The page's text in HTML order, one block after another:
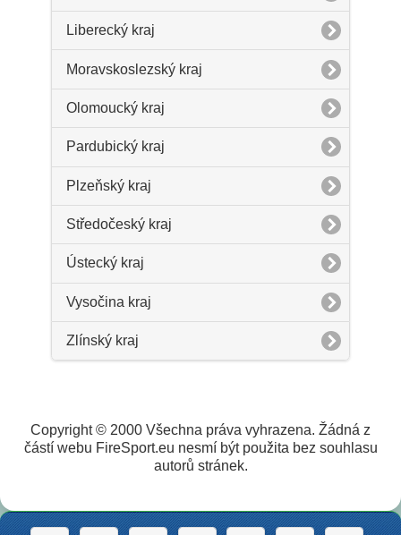
Liberecký kraj
Moravskoslezský kraj
Olomoucký kraj
Pardubický kraj
Plzeňský kraj
Středočeský kraj
Ústecký kraj
Vysočina kraj
Zlínský kraj
Copyright © 2000 Všechna práva vyhrazena. Žádná z
částí webu FireSport.eu nesmí být použita bez souhlasu
autorů stránek.